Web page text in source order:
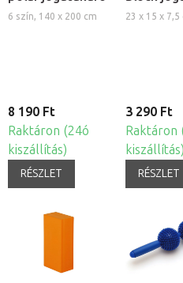
6 szín, 140 x 200 cm
8 190 Ft
Raktáron (24ó
kiszállítás)
RÉSZLET
23 x 15 x 7,5
3 290 Ft
Raktáron
kiszállítás)
RÉSZLET